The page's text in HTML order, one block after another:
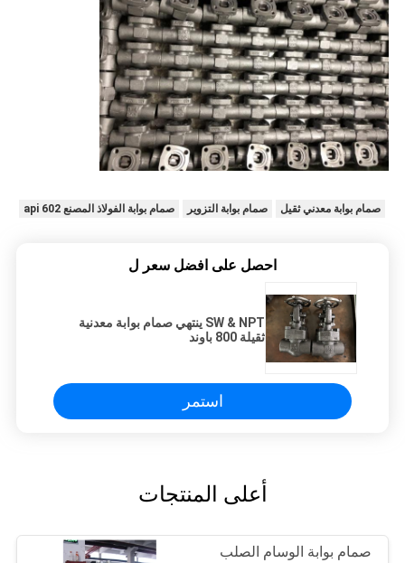
صمام بوابة معدني ثقيل صمام بوابة التزوير صمام بوابة الفولاذ المصنع api 602
احصل على افضل سعر ل
SW & NPT ينتهي صمام بوابة معدنية
ثقيلة 800 باوند
استمر
أعلى المنتجات
صمام بوابة الوسام الصلب